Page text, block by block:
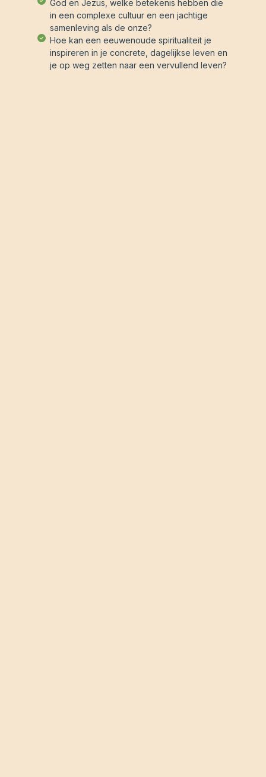
God en Jezus, welke betekenis hebben die
in een complexe cultuur en een jachtige
samenleving als de onze?
Hoe kan een eeuwenoude spiritualiteit je
inspireren in je concrete, dagelijkse leven en
je op weg zetten naar een vervullend leven?